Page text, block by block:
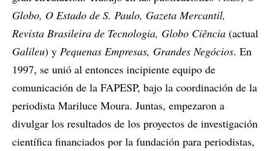
Globo, O Estado de S. Paulo, Gazeta Mercantil,
Revista Brasileira de Tecnologia, Globo Ciência (actual
Galileu) y Pequenas Empresas, Grandes Negócios. En
1997, se unió al entonces incipiente equipo de
comunicación de la FAPESP, bajo la coordinación de la
periodista Mariluce Moura. Juntas, empezaron a
divulgar los resultados de los proyectos de investigación
científica financiados por la fundación para periodistas,